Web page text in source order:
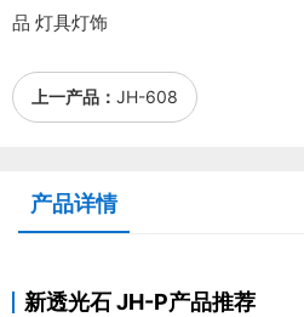
品 灯具灯饰
上一产品： JH-608
产品详情
新透光石 JH-P产品推荐